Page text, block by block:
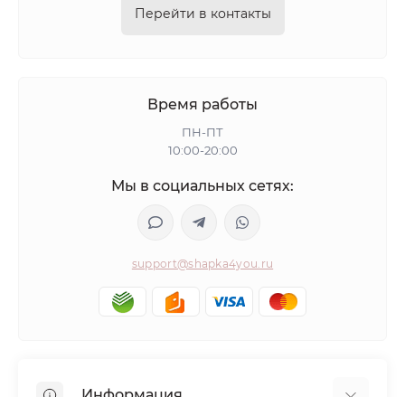
Перейти в контакты
Время работы
ПН-ПТ
10:00-20:00
Мы в социальных сетях:
support@shapka4you.ru